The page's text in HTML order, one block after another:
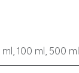
ml, 100 ml, 500 ml